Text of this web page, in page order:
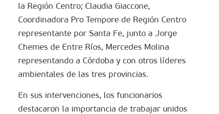
la Región Centro; Claudia Giaccone,
Coordinadora Pro Tempore de Región Centro
representante por Santa Fe, junto a Jorge
Chemes de Entre Ríos, Mercedes Molina
representando a Córdoba y con otros líderes
ambientales de las tres provincias.
En sus intervenciones, los funcionarios
destacaron la importancia de trabajar unidos